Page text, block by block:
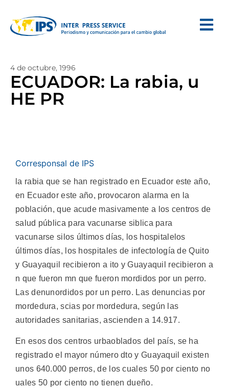
4 de octubre, 1996
ECUADOR: La rabia, u
HE PR
Corresponsal de IPS
la rabia que se han registrado en Ecuador este año,
en Ecuador este año, provocaron alarma en la
población, que acude masivamente a los centros de
salud pública para vacunarse siblica para
vacunarse silos últimos días, los hospitalelos
últimos días, los hospitales de infectología de Quito
y Guayaquil recibieron a ito y Guayaquil recibieron a
n que fueron mn que fueron mordidos por un perro.
Las denunordidos por un perro. Las denuncias por
mordedura, scias por mordedura, según las
autoridades sanitarias, ascienden a 14.917.
En esos dos centros urbaoblados del país, se ha
registrado el mayor número dto y Guayaquil existen
unos 640.000 perros, de los cuales 50 por ciento no
uales 50 por ciento no tienen dueño.